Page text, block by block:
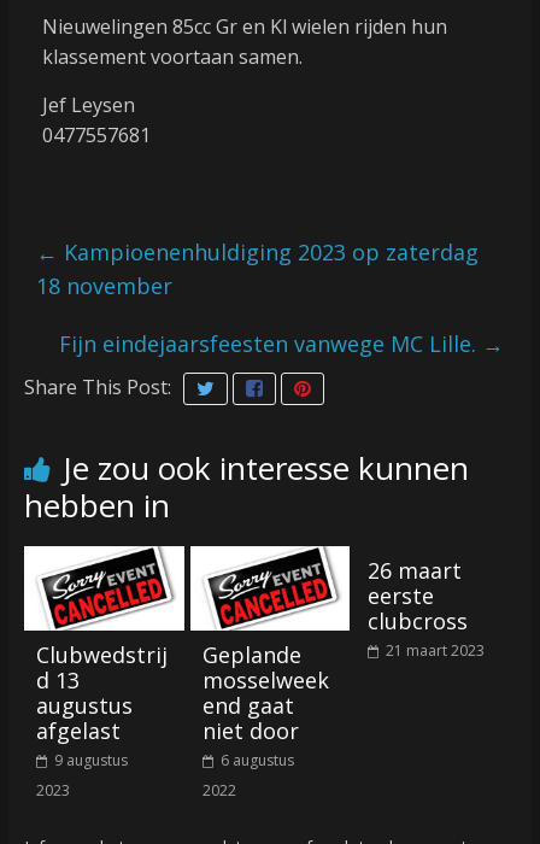
Nieuwelingen 85cc Gr en Kl wielen rijden hun
klassement voortaan samen.
Jef Leysen
0477557681
← Kampioenenhuldiging 2023 op zaterdag
18 november
Fijn eindejaarsfeesten vanwege MC Lille. →
Share This Post:
Je zou ook interesse kunnen
hebben in
Clubwedstrij
d 13
augustus
afgelast
9 augustus
2023
Geplande
mosselweek
end gaat
niet door
6 augustus
2022
26 maart
eerste
clubcross
21 maart 2023